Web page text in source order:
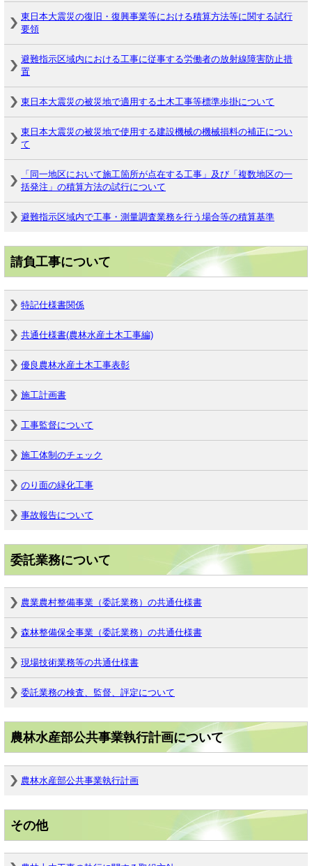
東日本大震災の復旧・復興事業等における積算方法等に関する試行
要領
避難指示区域内における工事に従事する労働者の放射線障害防止措
置
東日本大震災の被災地で適用する土木工事等標準歩掛について
東日本大震災の被災地で使用する建設機械の機械損料の補正につい
て
「同一地区において施工箇所が点在する工事」及び「複数地区の一
括発注」の積算方法の試行について
避難指示区域内で工事・測量調査業務を行う場合等の積算基準
請負工事について
特記仕様書関係
共通仕様書(農林水産土木工事編)
優良農林水産土木工事表彰
施工計画書
工事監督について
施工体制のチェック
のり面の緑化工事
事故報告について
委託業務について
農業農村整備事業（委託業務）の共通仕様書
森林整備保全事業（委託業務）の共通仕様書
現場技術業務等の共通仕様書
委託業務の検査、監督、評定について
農林水産部公共事業執行計画について
農林水産部公共事業執行計画
その他